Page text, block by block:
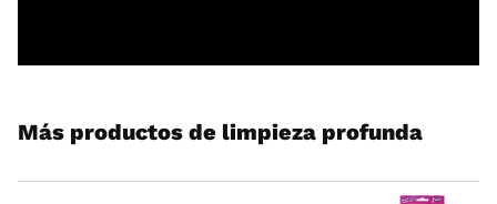
Más productos de limpieza profunda